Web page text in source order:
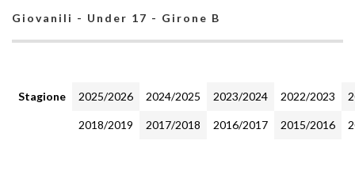
Giovanili - Under 17 - Girone B
Stagione 2025/2026 2024/2025 2023/2024 2022/2023
2018/2019 2017/2018 2016/2017 2015/2016